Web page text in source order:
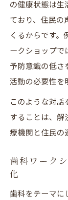
の健康状態は生
ており、住民の
くるからです。
ークショップで
予防意識の低さ
活動の必要性を
このような対
することは、
療機関と住民の
歯科ワーク
化
歯科をテーマに